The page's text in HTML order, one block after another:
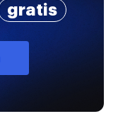
gratis